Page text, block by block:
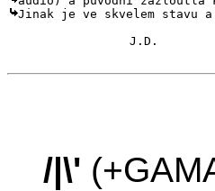
Jinak je ve skvelem stavu
                 J.D.
/|\'